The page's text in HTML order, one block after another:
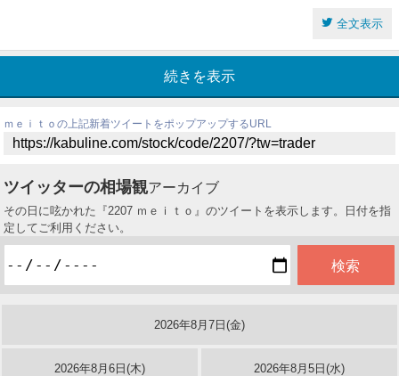
全文表示
続きを表示
ｍｅｉｔｏの上記新着ツイートをポップアップするURL
ツイッターの相場観アーカイブ
その日に呟かれた『2207 ｍｅｉｔｏ』のツイートを表示します。日付を指
定してご利用ください。
2026年8月7日(金)
2026年8月6日(木) 2026年8月5日(水)